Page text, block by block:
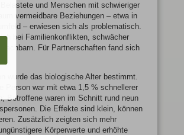
Belastete und Menschen mit schwieriger
vermeidbare Beziehungen – etwa in
– erwiesen sich als problematisch.
bei Familienkonflikten, schwächer
Für Partnerschaften fand sich
wurde das biologische Alter bestimmt.
Person war mit etwa 1,5 % schnellerer
Betroffene waren im Schnitt rund neun
Die Effekte sind klein, können
Zusätzlich zeigten sich mehr
Körperwerte und erhöhte